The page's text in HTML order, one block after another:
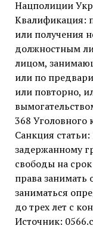
Нацполиции
Квалификация:
или получения
должностным
лицом,
или по
или повторно,
368 Уголовного
Санкция статьи:
задержанному
свободы на
права
заниматься
до трех лет с
Источник: